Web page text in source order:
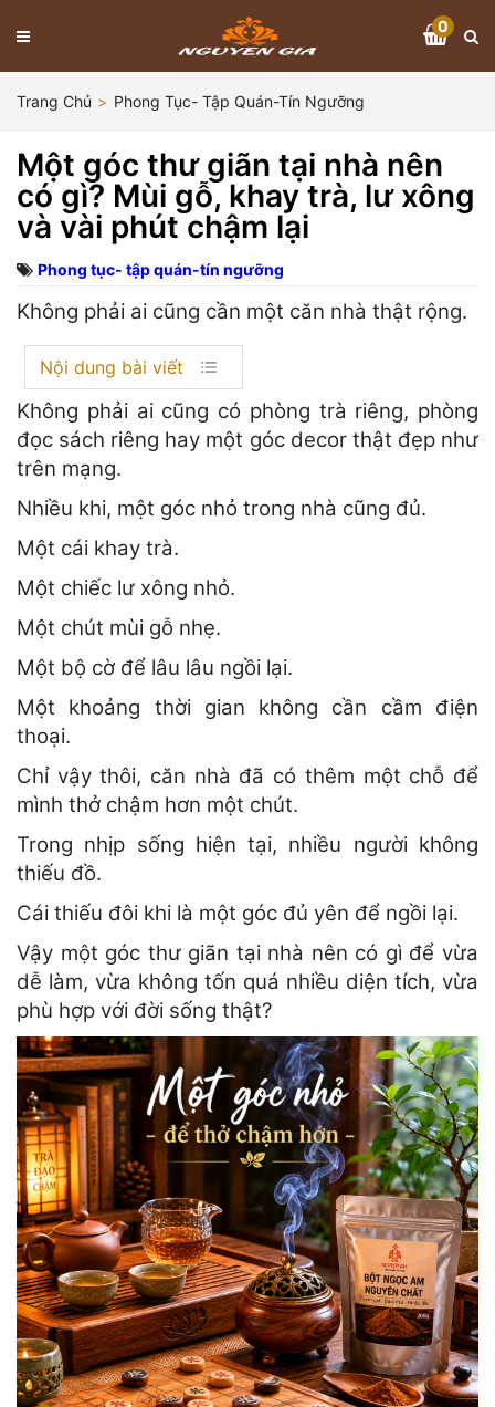
0
Trang Chủ Phong Tục- Tập Quán-Tín Ngưỡng
Một góc thư giãn tại nhà nên
có gì? Mùi gỗ, khay trà, lư xông
và vài phút chậm lại
Phong tục- tập quán-tín ngưỡng
Không phải ai cũng cần một căn nhà thật rộng.
Nội dung bài viết
Không phải ai cũng có phòng trà riêng, phòng
đọc sách riêng hay một góc decor thật đẹp như
trên mạng.
Nhiều khi, một góc nhỏ trong nhà cũng đủ.
Một cái khay trà.
Một chiếc lư xông nhỏ.
Một chút mùi gỗ nhẹ.
Một bộ cờ để lâu lâu ngồi lại.
Một khoảng thời gian không cần cầm điện
thoại.
Chỉ vậy thôi, căn nhà đã có thêm một chỗ để
mình thở chậm hơn một chút.
Trong nhịp sống hiện tại, nhiều người không
thiếu đồ.
Cái thiếu đôi khi là một góc đủ yên để ngồi lại.
Vậy một góc thư giãn tại nhà nên có gì để vừa
dễ làm, vừa không tốn quá nhiều diện tích, vừa
phù hợp với đời sống thật?